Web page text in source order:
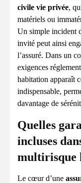
civile vie privée,
matériels ou
Un simple incident
invité peut ainsi
l’assuré. Dans un
exigences
habitation apparaît
indispensable,
davantage de
Quelles
incluses
multirisque
Le cœur d’une